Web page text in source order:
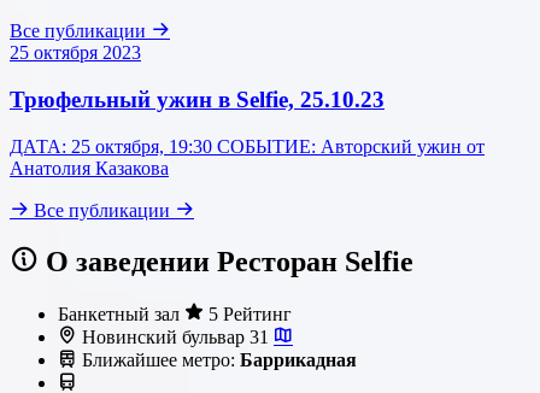
Все публикации
25 октября 2023
Трюфельный ужин в Selfie, 25.10.23
ДАТА: 25 октября, 19:30 СОБЫТИЕ: Авторский ужин от
Анатолия Казакова
Все публикации
О заведении Ресторан Selfie
Банкетный зал
5 Рейтинг
Новинский бульвар 31
Ближайшее метро: Баррикадная